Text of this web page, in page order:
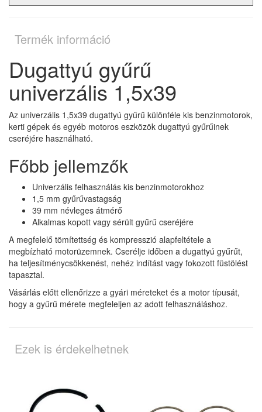
Termék információ
Dugattyú gyűrű
univerzális 1,5x39
Az univerzális 1,5x39 dugattyú gyűrű különféle kis benzinmotorok,
kerti gépek és egyéb motoros eszközök dugattyú gyűrűinek
cseréjére használható.
Főbb jellemzők
Univerzális felhasználás kis benzinmotorokhoz
1,5 mm gyűrűvastagság
39 mm névleges átmérő
Alkalmas kopott vagy sérült gyűrű cseréjére
A megfelelő tömítettség és kompresszió alapfeltétele a
megbízható motorüzemnek. Cserélje időben a dugattyú gyűrűt,
ha teljesítménycsökkenést, nehéz indítást vagy fokozott füstölést
tapasztal.
Vásárlás előtt ellenőrizze a gyári méreteket és a motor típusát,
hogy a gyűrű mérete megfeleljen az adott felhasználáshoz.
Ezek is érdekelhetnek